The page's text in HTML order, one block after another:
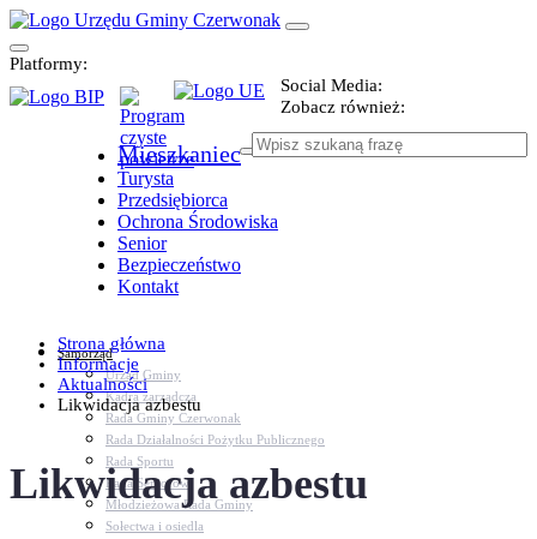
Platformy:
Social Media:
Zobacz również:
Mieszkaniec
Turysta
Przedsiębiorca
Ochrona Środowiska
Senior
Bezpieczeństwo
Kontakt
Samorząd
Urząd Gminy
Kadra zarządcza
Rada Gminy Czerwonak
Rada Działalności Pożytku Publicznego
Rada Sportu
Rada Seniorów
Młodzieżowa Rada Gminy
Sołectwa i osiedla
Strona główna
Informacje
Aktualności
Likwidacja azbestu
Likwidacja azbestu